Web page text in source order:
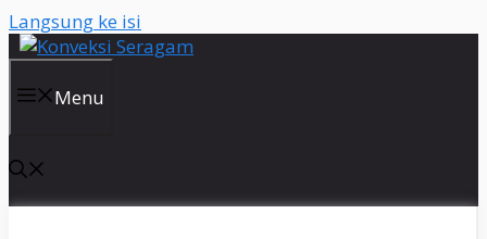
Langsung ke isi
Menu